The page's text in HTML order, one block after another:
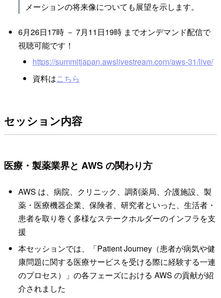
メーションの将来像についても展望を示します。
6月26日17時 － 7月11日19時 までオンデマンド配信で
視聴可能です！
https://summitjapan.awslivestream.com/aws-31/live/
資料はこちら
セッション内容
医療・製薬業界と AWS の関わり方
AWS は、病院、クリニック、調剤薬局、介護施設、製
薬・医療機器企業、保険者、研究者といった、生活者・
患者を取り巻く多様なステークホルダーのインフラを支
援
本セッションでは、「Patient Journey（患者が病気や健
康問題に関する医療サービスを受ける際に経験する一連
のプロセス）」の各フェーズにおける AWS の貢献が紹
介されました